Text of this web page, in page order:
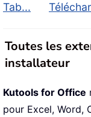
Tab...
Toutes les
installateur
Kutools for Office
pour Excel, Word,